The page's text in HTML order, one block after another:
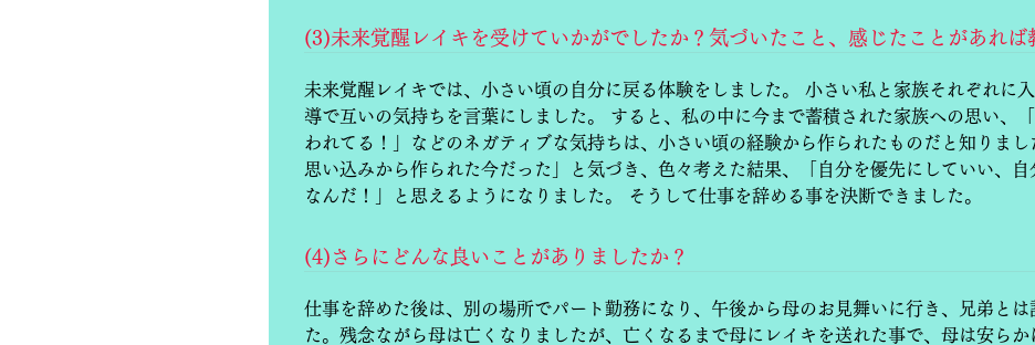
(3)未来覚醒レイキを受けていかがでしたか？気づいたこと、感じたことがあれば
未来覚醒レイキでは、小さい頃の自分に戻る体験をしました。 小さい私と家族それぞれに
導で互いの気持ちを言葉にしました。 すると、私の中に今まで蓄積された家族への思い、
われてる！」などのネガティブな気持ちは、小さい頃の経験から作られたものだと知りま
思い込みから作られた今だった」と気づき、色々考えた結果、「自分を優先にしていい、
なんだ！」と思えるようになりました。 そうして仕事を辞める事を決断できました。
(4)さらにどんな良いことがありましたか？
仕事を辞めた後は、別の場所でパート勤務になり、午後から母のお見舞いに行き、兄弟とは
た。残念ながら母は亡くなりましたが、亡くなるまで母にレイキを送れた事で、母は安らか